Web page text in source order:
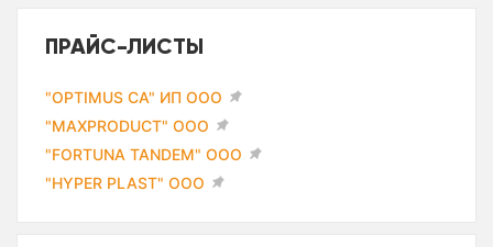
ПРАЙС-ЛИСТЫ
"OPTIMUS CA" ИП ООО
"MAXPRODUCT" ООО
"FORTUNA TANDEM" ООО
"HYPER PLAST" ООО